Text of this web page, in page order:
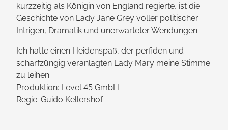
kurzzeitig als Königin von England regierte, ist die
Geschichte von Lady Jane Grey voller politischer
Intrigen, Dramatik und un­erwarteter Wendungen.
Ich hatte einen Heidenspaß, der perfiden und
scharfzüngig veranlagten Lady Mary meine Stimme
zu leihen.
Produktion: Level 45 GmbH
Regie: Guido Kellershof